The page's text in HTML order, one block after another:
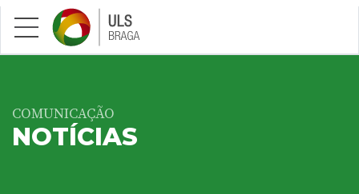
Saltar para conteúdo principal
COMUNICAÇÃO
NOTÍCIAS